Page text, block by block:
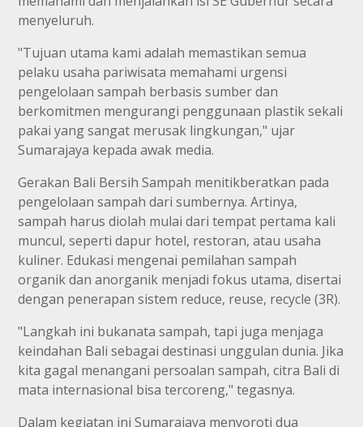
menyeluruh.
"Tujuan utama kami adalah memastikan semua
pelaku usaha pariwisata memahami urgensi
pengelolaan sampah berbasis sumber dan
berkomitmen mengurangi penggunaan plastik sekali
pakai yang sangat merusak lingkungan," ujar
Sumarajaya kepada awak media.
Gerakan Bali Bersih Sampah menitikberatkan pada
pengelolaan sampah dari sumbernya. Artinya,
sampah harus diolah mulai dari tempat pertama kali
muncul, seperti dapur hotel, restoran, atau usaha
kuliner. Edukasi mengenai pemilahan sampah
organik dan anorganik menjadi fokus utama, disertai
dengan penerapan sistem reduce, reuse, recycle (3R).
"Langkah ini bukanata sampah, tapi juga menjaga
keindahan Bali sebagai destinasi unggulan dunia. Jika
kita gagal menangani persoalan sampah, citra Bali di
mata internasional bisa tercoreng," tegasnya.
Dalam kegiatan ini Sumarajaya menyoroti dua